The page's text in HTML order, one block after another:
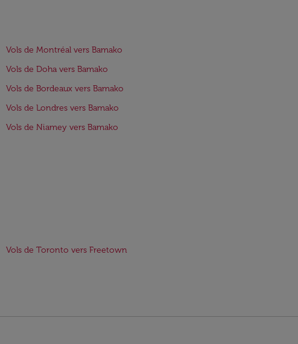
Vols de Montréal vers Bamako
Vols de Doha vers Bamako
Vols de Bordeaux vers Bamako
Vols de Londres vers Bamako
Vols de Niamey vers Bamako
Vols de Toronto vers Freetown